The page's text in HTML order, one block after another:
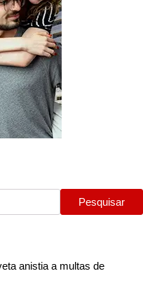
Pesquisar
anistia a multas de